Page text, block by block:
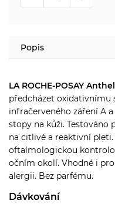
Popis
LA ROCHE-POSAY
předcházet oxidativnímu
infračerveného záření A
stopy na kůži.
na citlivé a reaktivní
oftalmologickou
očním okolí. Vhodné i
alergii. Bez parfému.
Dávkování